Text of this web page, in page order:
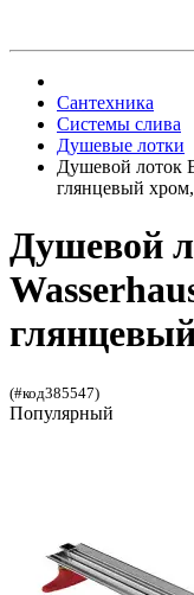
Сантехника
Системы слива
Душевые лотки
Душевой лоток
глянцевый
Душевой
(#код385547)
Популярный